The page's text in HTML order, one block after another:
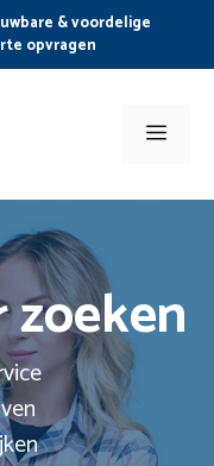
& voordelige
opvragen
Menu